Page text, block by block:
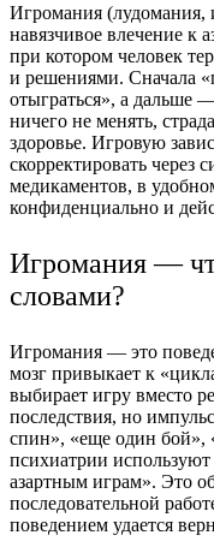
Игромания (лудомания,
навязчивое влечение к
при котором человек
и решениями. Сначала
отыграться», а дальше
ничего не менять,
здоровье. Игровую
скорректировать
медикаментов, в
конфиденциально и
Игромания —
словами?
Игромания — это
мозг привыкает к
выбирает игру вместо
последствия, но
спин», «еще один бой»,
психиатрии
азартным играм». Это
последовательной
поведением удается